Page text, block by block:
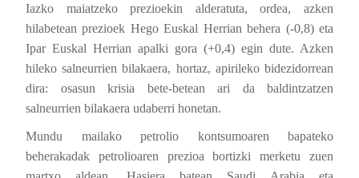
Iazko maiatzeko prezioekin alderatuta, ordea, azken
hilabetean prezioek Hego Euskal Herrian behera (-0,8) eta
Ipar Euskal Herrian apalki gora (+0,4) egin dute. Azken
hileko salneurrien bilakaera, hortaz, apirileko bidezidorrean
dira: osasun krisia bete-betean ari da baldintzatzen
salneurrien bilakaera udaberri honetan.
Mundu mailako petrolio kontsumoaren bapateko
beherakadak petrolioaren prezioa bortizki merketu zuen